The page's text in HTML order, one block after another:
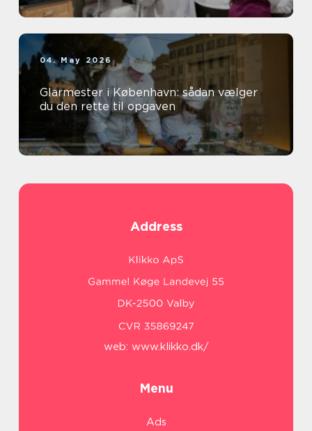
04. May 2026
Glarmester i København: sådan vælger
du den rette til opgaven
Address
web: www.klikko.dk/
Menu
Ads